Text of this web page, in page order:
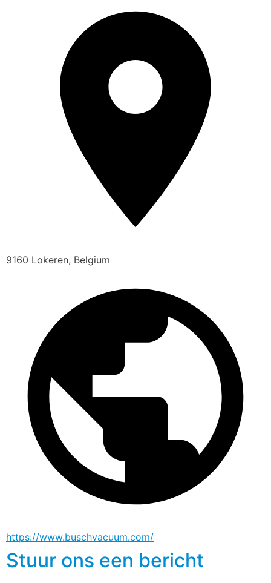
9160 Lokeren, Belgium
https://www.buschvacuum.com/
Stuur ons een bericht